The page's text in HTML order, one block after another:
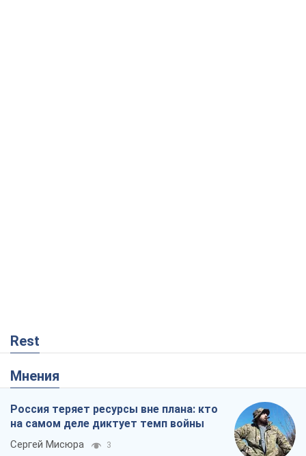
Rest
Мнения
Россия теряет ресурсы вне плана: кто
на самом деле диктует темп войны
Сергей Мисюра 3